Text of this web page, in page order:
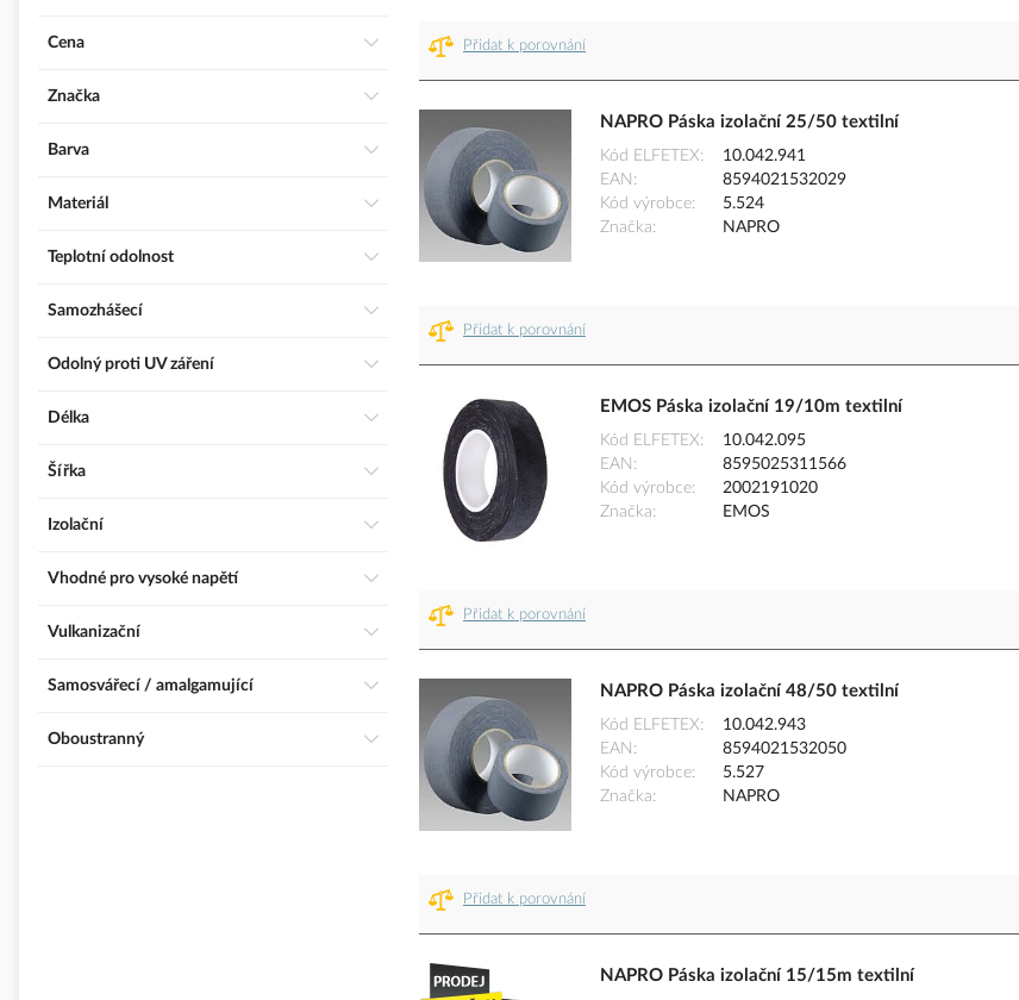
Přidat k porovnání
NAPRO Páska izolační 25/50 textilní
Kód ELFETEX
10.042.941
EAN
8594021532029
Kód výrobce
5.524
Značka
NAPRO
Přidat k porovnání
EMOS Páska izolační 19/10m textilní
Kód ELFETEX
10.042.095
EAN
8595025311566
Kód výrobce
2002191020
Značka
EMOS
Přidat k porovnání
NAPRO Páska izolační 48/50 textilní
Kód ELFETEX
10.042.943
EAN
8594021532050
Kód výrobce
5.527
Značka
NAPRO
Přidat k porovnání
NAPRO Páska izolační 15/15m textilní
Cena
Značka
Barva
Materiál
Teplotní odolnost
Samozhášecí
Odolný proti UV záření
Délka
Šířka
Izolační
Vhodné pro vysoké napětí
Vulkanizační
Samosvářecí / amalgamující
Oboustranný